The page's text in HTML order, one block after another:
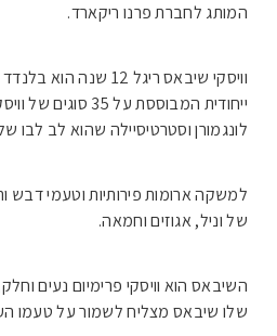
המותג לחברת פרנו ריקארד.
וויסקי שיבאס ריגל 12
ייחודית המבוססת על
לונגמורן וסטרטיסיילה שהוא לב לבו של
למשקה ארומות פירותיות וטעמי דבש
של וניל, אגוזים וחמאה.
השיבאס הוא וויסקי פרימיום נעים
שלו שיבאס מצליח לשמור על טעמו